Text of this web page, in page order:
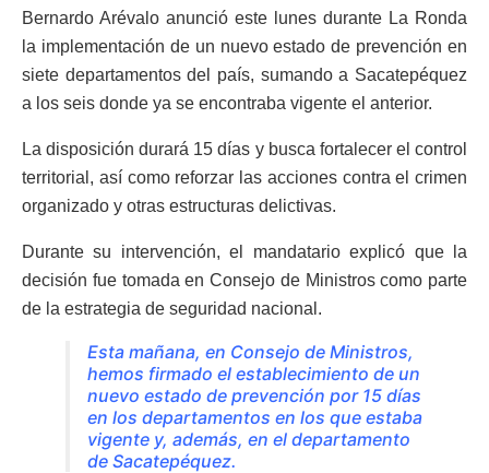
Bernardo Arévalo anunció este lunes durante La Ronda
la implementación de un nuevo estado de prevención en
siete departamentos del país, sumando a Sacatepéquez
a los seis donde ya se encontraba vigente el anterior.
La disposición durará 15 días y busca fortalecer el control
territorial, así como reforzar las acciones contra el crimen
organizado y otras estructuras delictivas.
Durante su intervención, el mandatario explicó que la
decisión fue tomada en Consejo de Ministros como parte
de la estrategia de seguridad nacional.
Esta mañana, en Consejo de Ministros,
hemos firmado el establecimiento de un
nuevo estado de prevención por 15 días
en los departamentos en los que estaba
vigente y, además, en el departamento
de Sacatepéquez.